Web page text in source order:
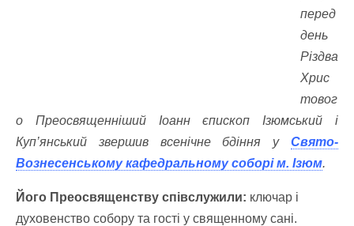
перед
день
Різдва
Хрис
товог
о Преосвященніший Іоанн єпископ Ізюмський і
Куп’янський звершив всенічне бдіння у Свято-
Вознесенському кафедральному соборі м. Ізюм.
Його Преосвященству співслужили: ключар і
духовенство собору та гості у священному сані.